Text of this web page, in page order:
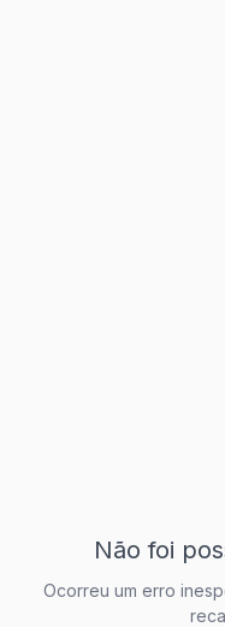
Não foi
Ocorreu um erro